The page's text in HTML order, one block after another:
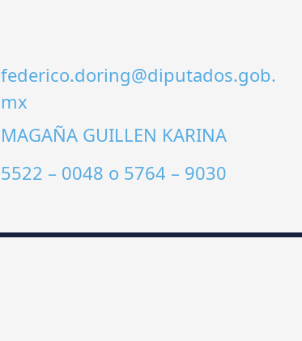
federico.doring@diputados.gob.
mx
MAGAÑA GUILLEN KARINA
5522 – 0048 o 5764 – 9030